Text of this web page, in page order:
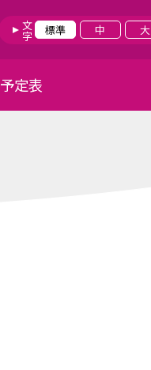
文字 標準 中 大
予定表